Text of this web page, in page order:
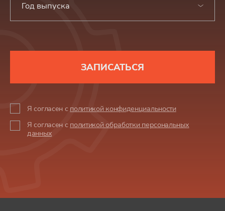
Год выпуска
ЗАПИСАТЬСЯ
Я согласен с политикой конфиденциальности
Я согласен с политикой обработки персональных
данных